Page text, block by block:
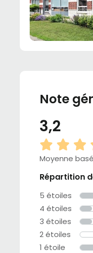
Note
3,2
Moyenne
Répartition
5 étoiles
4 étoiles
3 étoiles
2 étoiles
1 étoile